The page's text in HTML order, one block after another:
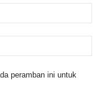
peramban ini untuk